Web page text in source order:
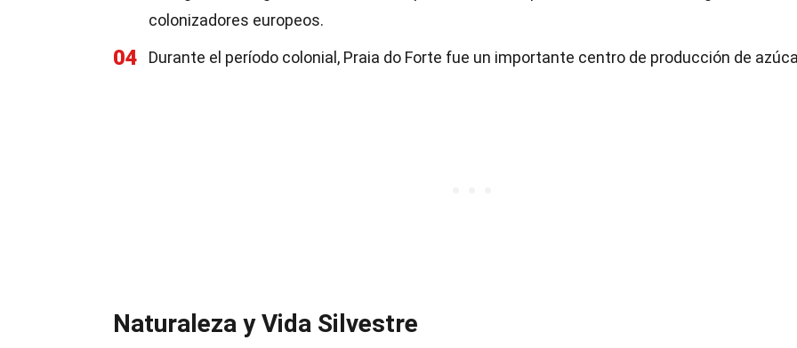
colonizadores europeos.
04 Durante el período colonial, Praia do Forte fue un importante centro de producción de
Naturaleza y Vida Silvestre